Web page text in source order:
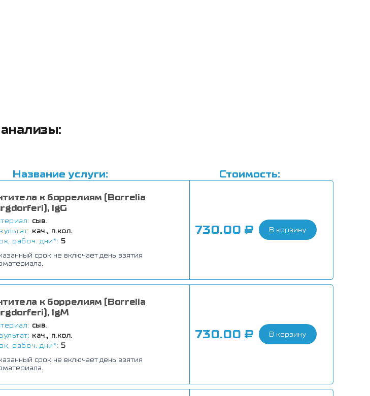
Название услуги: Стоимость:
к боррелиям (Borrelia
IgG
сыв.
кач., п.кол.
рабоч. дни*: 5
срок не включает день взятия
730.00 ₽ В корзину
к боррелиям (Borrelia
IgM
сыв.
кач., п.кол.
рабоч. дни*: 5
срок не включает день взятия
730.00 ₽ В корзину